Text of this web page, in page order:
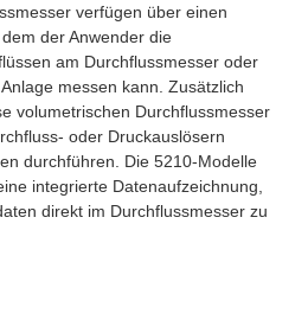
verfügen über einen
der Anwender die
am Durchflussmesser oder
messen kann. Zusätzlich
volumetrischen Durchflussmesser
oder Druckauslösern
durchführen. Die 5210-Modelle
integrierte Datenaufzeichnung,
direkt im Durchflussmesser zu